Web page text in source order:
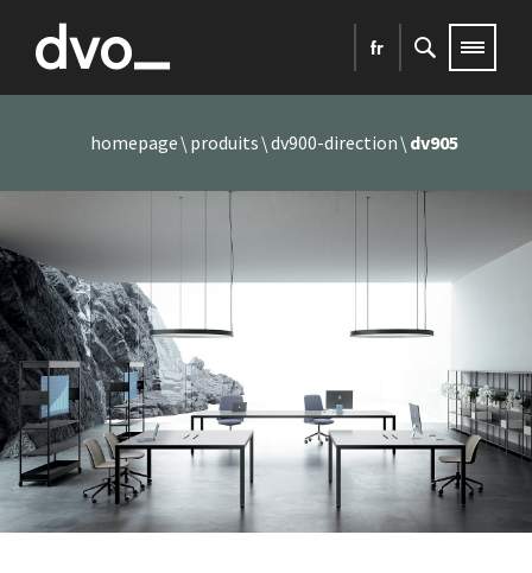
fr
homepage produits dv900-direction dv905